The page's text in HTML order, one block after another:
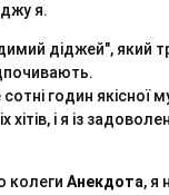
я.
діджей", який
годин якісної
хітів, і я із
колеги Анекдота, я